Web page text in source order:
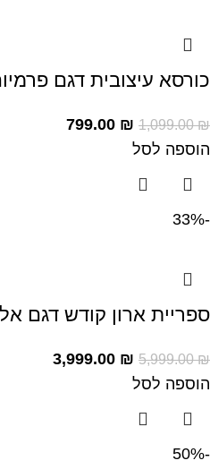
כורסא עיצובית דגם
1,099.00₪
799.00 ₪
הוספה לסל
-33%
ספריית ארון קודש דגם
5,999.00₪
3,999.00 ₪
הוספה לסל
-50%